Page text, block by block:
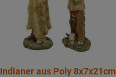
Indianer aus Poly 8x7x21cm